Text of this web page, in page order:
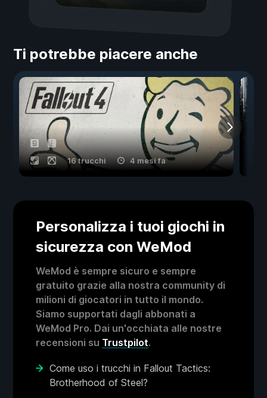
Ti potrebbe piacere anche
16 trucchi 4 mesi fa
Personalizza i tuoi giochi in
sicurezza con WeMod
WeMod è sempre sicuro e sempre
gratuito grazie alla nostra community di
milioni di giocatori in tutto il mondo.
Siamo supportati dagli abbonati a
WeMod Pro. Dai un'occhiata alle nostre
recensioni su Trustpilot.
Come uso i trucchi in Fallout Tactics:
Brotherhood of Steel?